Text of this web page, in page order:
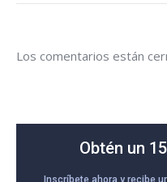
Los comentarios están
Obtén un
Inscríbete ahora y recibe